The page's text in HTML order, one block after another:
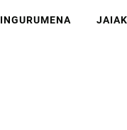
INGURUMENA JAIAK